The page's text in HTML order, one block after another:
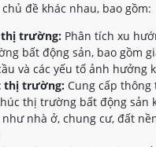
đề khác nhau, bao gồm:
trường: Phân tích xu
bất động sản, bao gồm
và các yếu tố ảnh hưởng
thị trường: Cung cấp
thị trường bất động sản
nhà ở, chung cư, đất